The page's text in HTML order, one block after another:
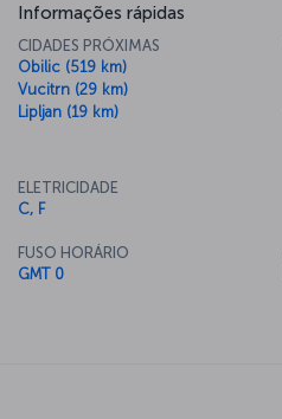
Informações rápidas
CIDADES PRÓXIMAS
Obilic (519 km)
Vucitrn (29 km)
Lipljan (19 km)
ELETRICIDADE
C, F
FUSO HORÁRIO
GMT 0